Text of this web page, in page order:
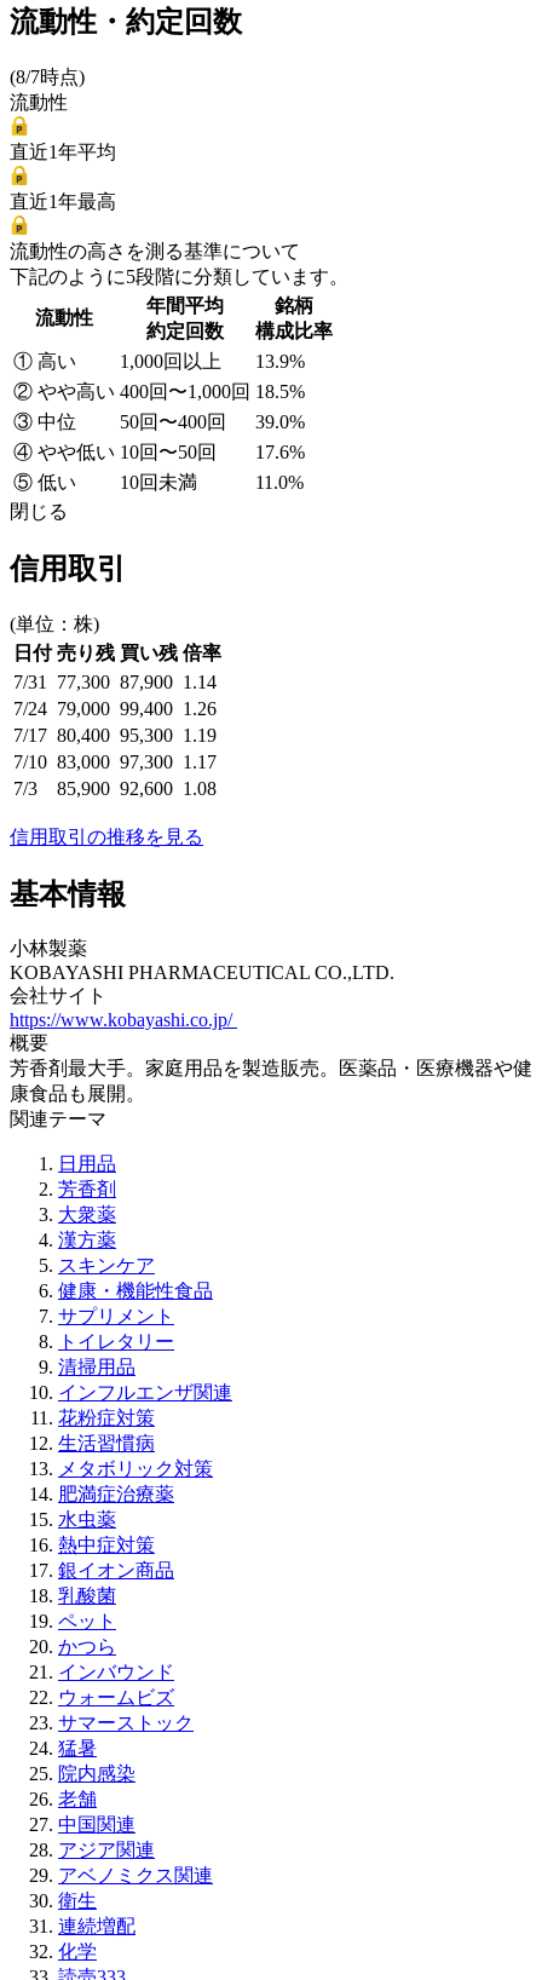
流動性・約定回数
(8/7時点)
流動性
直近1年平均
直近1年最高
流動性の高さを測る基準について
下記のように5段階に分類しています。
流動性
年間平均
約定回数
銘柄
構成比率
① 高い
1,000回以上
13.9%
② やや高い 400回〜1,000回 18.5%
③ 中位
50回〜400回
39.0%
④ やや低い 10回〜50回
17.6%
⑤ 低い
10回未満
11.0%
閉じる
信用取引
(単位：株)
日付 売り残 買い残 倍率
7/31
77,300 87,900 1.14
7/24 79,000 99,400 1.26
7/17 80,400 95,300 1.19
7/10 83,000 97,300 1.17
7/3
85,900 92,600 1.08
信用取引の推移を見る
基本情報
小林製薬
KOBAYASHI PHARMACEUTICAL CO.,LTD.
会社サイト
https://www.kobayashi.co.jp/
概要
芳香剤最大手。家庭用品を製造販売。医薬品・医療機器や健
康食品も展開。
関連テーマ
日用品
芳香剤
大衆薬
漢方薬
スキンケア
健康・機能性食品
サプリメント
トイレタリー
清掃用品
インフルエンザ関連
花粉症対策
生活習慣病
メタボリック対策
肥満症治療薬
水虫薬
熱中症対策
銀イオン商品
乳酸菌
ペット
かつら
インバウンド
ウォームビズ
サマーストック
猛暑
院内感染
老舗
中国関連
アジア関連
アベノミクス関連
衛生
連続増配
化学